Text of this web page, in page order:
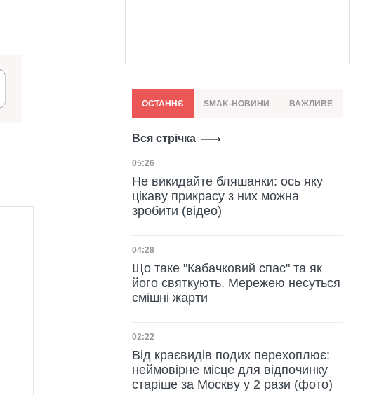
ОСТАННЄ SMAK-НОВИНИ ВАЖЛИВЕ
Вся стрічка
Дата публікації
05:26
Не викидайте бляшанки: ось яку
цікаву прикрасу з них можна
зробити (відео)
Дата публікації
04:28
Що таке "Кабачковий спас" та як
його святкують. Мережею несуться
смішні жарти
Дата публікації
02:22
Від краєвидів подих перехоплює:
неймовірне місце для відпочинку
старіше за Москву у 2 рази (фото)